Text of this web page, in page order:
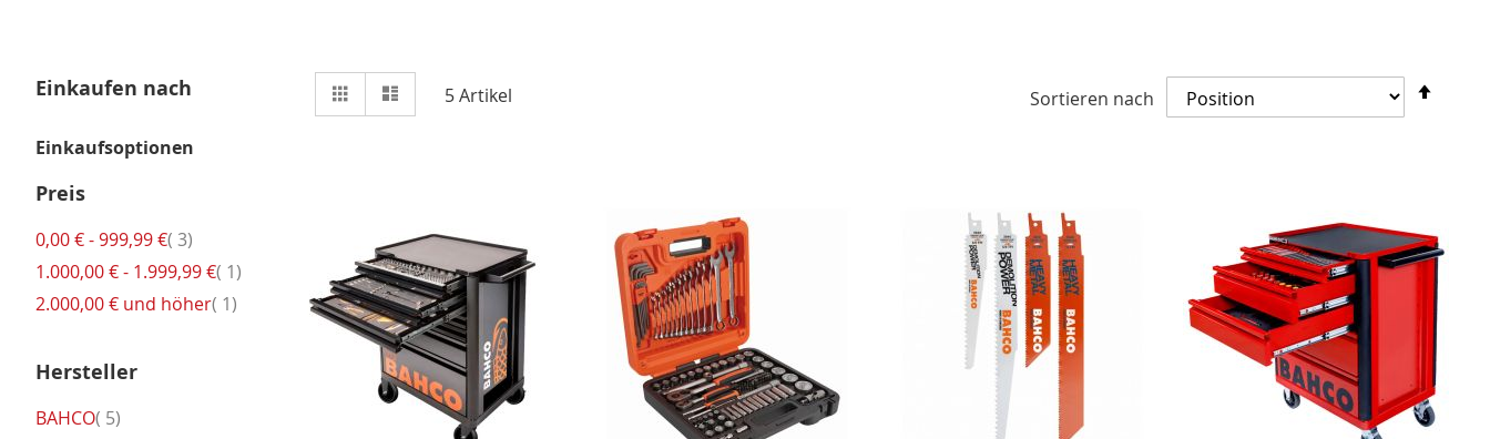
Ansicht
als
Raster 5Artikel Sortieren nach
Einkaufen nach
Einkaufsoptionen
Preis
0,00 €-999,99 € 3Artikel
1.000,00 €- 1.999,99 € 1Artikel
2.000,00 € und höher 1Artikel
Hersteller
BAHCO 5Artikel